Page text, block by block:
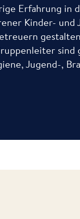
Erfahrung
Kinder-
sind
Jugend-,